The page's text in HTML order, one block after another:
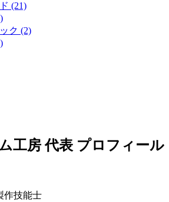
(21)
ク (2)
工房 代表 プロフィール
作技能士